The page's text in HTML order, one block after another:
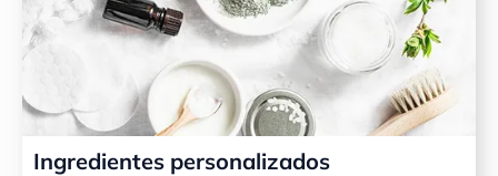
Ingredientes personalizados